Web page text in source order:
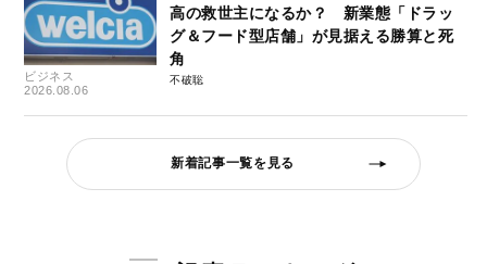
ビジネス
2026.08.06
高の救世主になるか？ 新業態「ドラッ
グ＆フード型店舗」が見据える勝算と死
角
不破聡
新着記事一覧を見る